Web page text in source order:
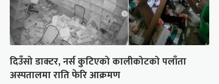
दिउँसो डाक्टर, नर्स कुटिएको कालीकोटको पलाँता
अस्पतालमा राति फेरि आक्रमण